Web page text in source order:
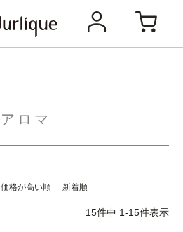
アロマ
価格が高い順 新着順
15件中 1-15件表示